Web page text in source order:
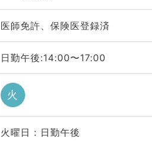
医師免許、保険医登録済
日勤午後:14:00〜17:00
火
火曜日 : 日勤午後